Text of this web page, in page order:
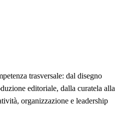
trasversale: dal disegno
editoriale, dalla curatela alla
organizzazione e leadership